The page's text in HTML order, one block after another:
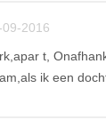
2016
t,
ik een